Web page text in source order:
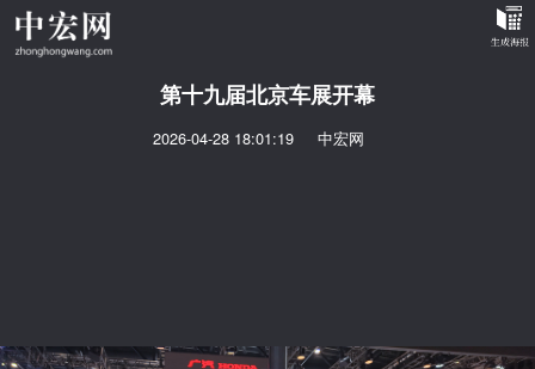
第十九届北京车展开幕
2026-04-28 18:01:19 中宏网